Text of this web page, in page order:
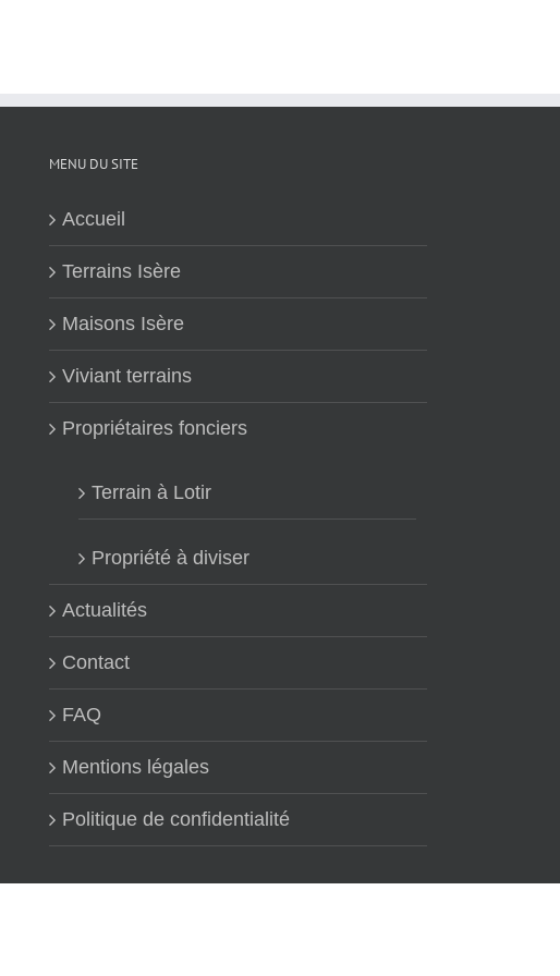
MENU DU SITE
Accueil
Terrains Isère
Maisons Isère
Viviant terrains
Propriétaires fonciers
Terrain à Lotir
Propriété à diviser
Actualités
Contact
FAQ
Mentions légales
Politique de confidentialité